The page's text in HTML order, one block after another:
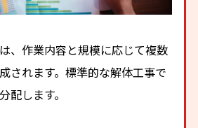
、作業内容と規模に応じて複数
されます。標準的な解体工事で
配します。